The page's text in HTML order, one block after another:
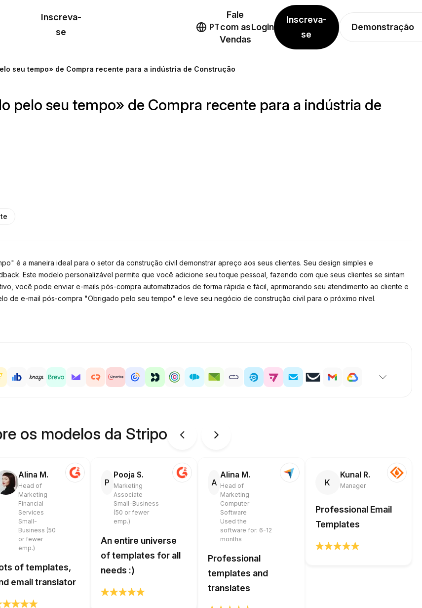
Inscreva-
se
PT
Fale
com as
Vendas
Login
Inscreva-
se
Demonstração
seu tempo» de Compra recente para a indústria de Construção
pelo seu tempo» de Compra recente para a indústria de
é a maneira ideal para o setor da construção civil demonstrar apreço aos seus clientes. Seu design simples e
Este modelo personalizável permite que você adicione seu toque pessoal, fazendo com que seus clientes se sintam
você pode enviar e-mails pós-compra automatizados de forma rápida e fácil, aprimorando seu atendimento ao cliente e
de e-mail pós-compra "Obrigado pelo seu tempo" e leve seu negócio de construção civil para o próximo nível.
os modelos da Stripo
Alina M.
Head of
Marketing
Financial
Services
Small-
Business (50
or fewer
emp.)
of templates,
email translator
P
Pooja S.
Marketing
Associate
Small-Business
(50 or fewer
emp.)
An entire universe
of templates for all
needs :)
A
Alina M.
Head of
Marketing
Computer
Software
Used the
software for: 6-12
months
Professional
templates and
translates
K
Kunal R.
Manager
Professional Email
Templates